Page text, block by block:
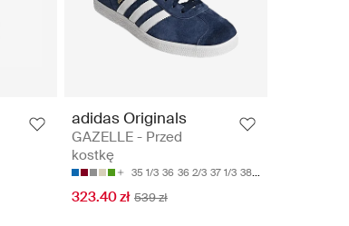
adidas Originals
GAZELLE - Przed
kostkę
35 1/3 36 36 2/3 37 1/3 38
323.40 zł 539 zł